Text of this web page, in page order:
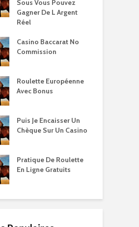
Sous Vous Pouvez
Gagner De L Argent
Réel
Casino Baccarat No
Commission
Roulette Européenne
Avec Bonus
Puis Je Encaisser Un
Chèque Sur Un Casino
Pratique De Roulette
En Ligne Gratuits